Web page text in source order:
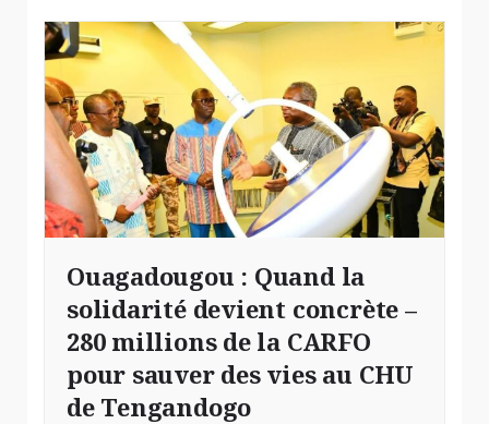
Ouagadougou : Quand la
solidarité devient concrète –
280 millions de la CARFO
pour sauver des vies au CHU
de Tengandogo